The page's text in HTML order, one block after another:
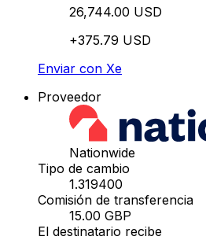
26,744.00 USD
+375.79 USD
Enviar con Xe
Proveedor
Nationwide
Tipo de cambio
1.319400
Comisión de transferencia
15.00 GBP
El destinatario recibe